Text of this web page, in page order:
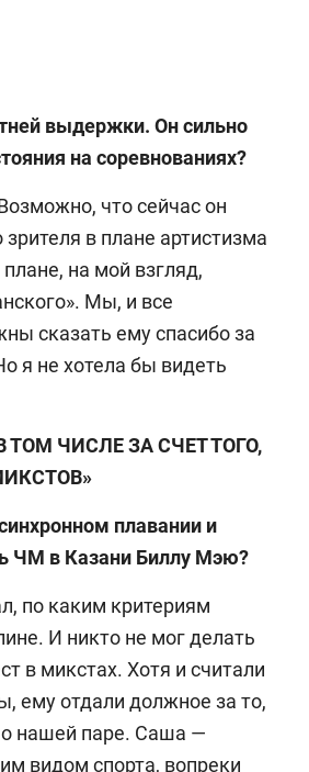
выдержки. Он сильно
на соревнованиях?
что сейчас он
в плане артистизма
на мой взгляд,
Мы, и все
сказать ему спасибо за
я не хотела бы видеть
ЧИСЛЕ ЗА СЧЕТ ТОГО,
плавании и
ЧМ в Казани Биллу Мэю?
по каким критериям
И никто не мог делать
в микстах. Хотя и считали
ему отдали должное за то,
о нашей паре. Саша —
видом спорта, вопреки